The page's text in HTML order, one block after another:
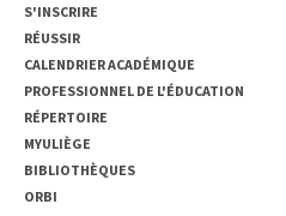
S'INSCRIRE
RÉUSSIR
CALENDRIER ACADÉMIQUE
PROFESSIONNEL DE L'ÉDUCATION
RÉPERTOIRE
MYULIÈGE
BIBLIOTHÈQUES
ORBI